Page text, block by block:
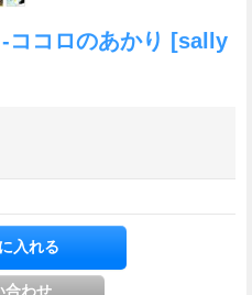
コロのあかり [sally